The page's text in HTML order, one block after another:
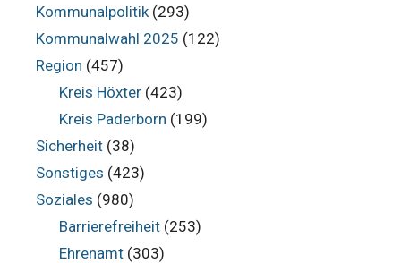
Kommunalpolitik (293)
Kommunalwahl 2025 (122)
Region (457)
Kreis Höxter(423)
Kreis Paderborn (199)
Sicherheit (38)
Sonstiges (423)
Soziales (980)
Barrierefreiheit(253)
Ehrenamt(303)